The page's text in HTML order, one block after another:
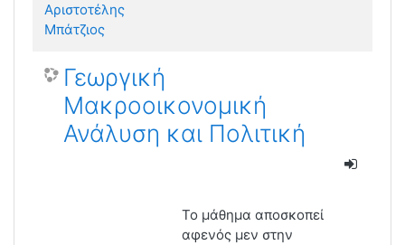
Αριστοτέλης
Μπάτζιος
Γεωργική
Μακροοικονομική
Ανάλυση και Πολιτική
Το μάθημα αποσκοπεί
αφενός μεν στην